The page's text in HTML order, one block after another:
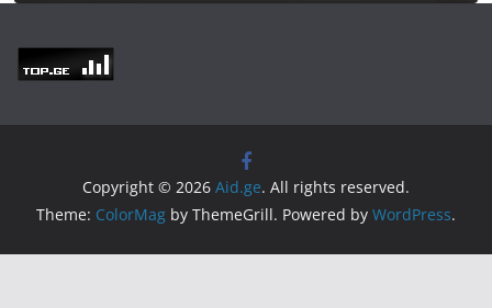
Copyright © 2026 Aid.ge. All rights reserved.
Theme: ColorMag by ThemeGrill. Powered by WordPress.